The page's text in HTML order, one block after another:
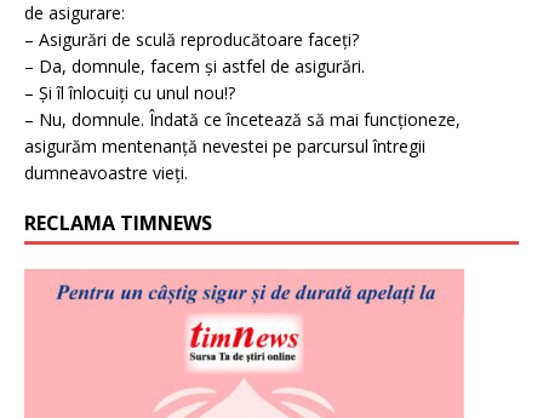
de asigurare:
– Asigurări de sculă reproducătoare faceți?
– Da, domnule, facem și astfel de asigurări.
– Și îl înlocuiți cu unul nou!?
– Nu, domnule. Îndată ce încetează să mai funcționeze,
asigurăm mentenanță nevestei pe parcursul întregii
dumneavoastre vieți.
RECLAMA TIMNEWS